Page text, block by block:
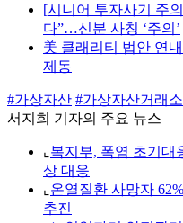
[시니어 투자사기 주
다”…신분 사칭 ‘주의’
美 클래리티 법안 연
제동
#가상자산 #가상자산거래소
서지희 기자의 주요 뉴스
⌞ 복지부, 폭염 초기대
상 대응
⌞ 온열질환 사망자
추진